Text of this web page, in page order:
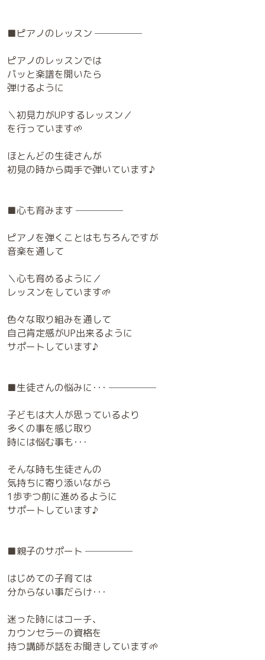
■ピアノのレッスン ─────
ピアノのレッスンでは
パッと楽譜を開いたら
弾けるように
＼初見力がUPするレッスン／
を行っています🌱
ほとんどの生徒さんが
初見の時から両手で弾いています♪
■心も育みます ─────
ピアノを弾くことはもちろんですが
音楽を通して
＼心も育めるように／
レッスンをしています🌱
色々な取り組みを通して
自己肯定感がUP出来るように
サポートしています♪
■生徒さんの悩みに･･･ ─────
子どもは大人が思っているより
多くの事を感じ取り
時には悩む事も･･･
そんな時も生徒さんの
気持ちに寄り添いながら
1歩ずつ前に進めるように
サポートしています♪
■親子のサポート ─────
はじめての子育ては
分からない事だらけ･･･
迷った時にはコーチ、
カウンセラーの資格を
持つ講師が話をお聞きしています🌱